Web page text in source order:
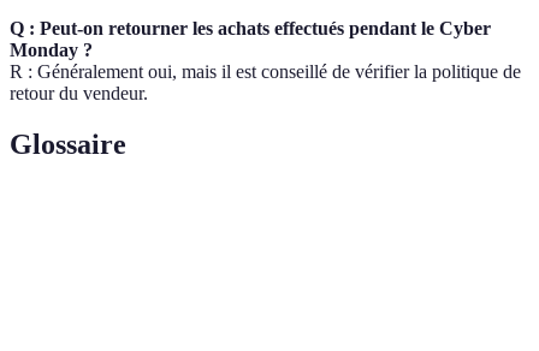
Q : Peut-on retourner les achats effectués pendant le Cyber
Monday ?
R : Généralement oui, mais il est conseillé de vérifier la politique de
retour du vendeur.
Glossaire